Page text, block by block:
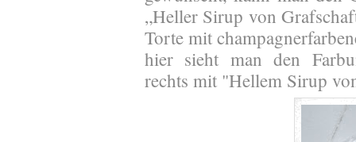
„Heller Sirup von
Torte mit
hier sieht man den
rechts mit "Hellem Sirup